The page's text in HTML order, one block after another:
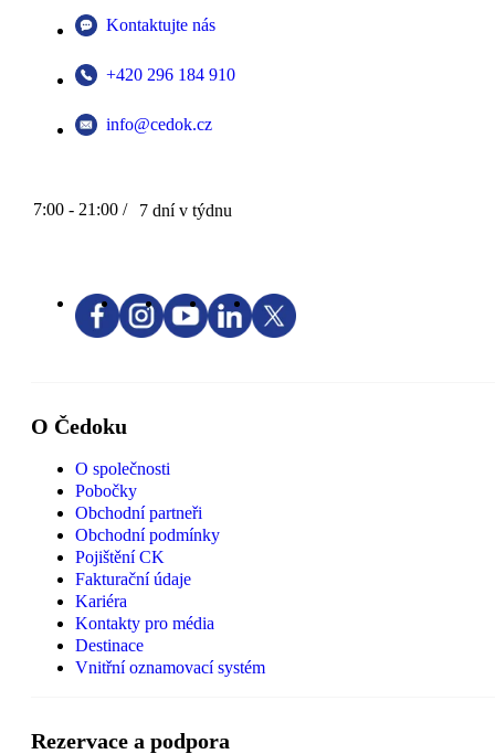
Kontaktujte nás
+420 296 184 910
info@cedok.cz
7:00 - 21:00 / 7 dní v týdnu
O Čedoku
O společnosti
Pobočky
Obchodní partneři
Obchodní podmínky
Pojištění CK
Fakturační údaje
Kariéra
Kontakty pro média
Destinace
Vnitřní oznamovací systém
Rezervace a podpora